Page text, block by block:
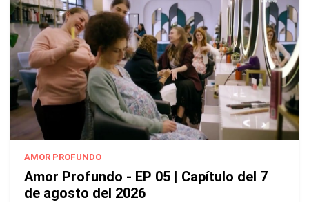
AMOR PROFUNDO
Amor Profundo - EP 05 | Capítulo del 7
de agosto del 2026